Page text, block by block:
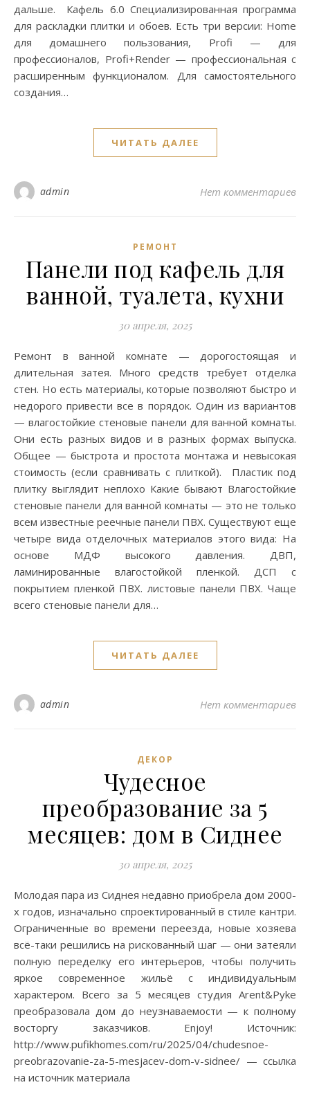
дальше. Кафель 6.0 Специализированная программа
для раскладки плитки и обоев. Есть три версии: Home
для домашнего пользования, Profi — для
профессионалов, Profi+Render — профессиональная с
расширенным функционалом. Для самостоятельного
создания…
ЧИТАТЬ ДАЛЕЕ
admin Нет комментариев
РЕМОНТ
Панели под кафель для
ванной, туалета, кухни
30 апреля, 2025
Ремонт в ванной комнате — дорогостоящая и
длительная затея. Много средств требует отделка
стен. Но есть материалы, которые позволяют быстро и
недорого привести все в порядок. Один из вариантов
— влагостойкие стеновые панели для ванной комнаты.
Они есть разных видов и в разных формах выпуска.
Общее — быстрота и простота монтажа и невысокая
стоимость (если сравнивать с плиткой). Пластик под
плитку выглядит неплохо Какие бывают Влагостойкие
стеновые панели для ванной комнаты — это не только
всем известные реечные панели ПВХ. Существуют еще
четыре вида отделочных материалов этого вида: На
основе МДФ высокого давления. ДВП,
ламинированные влагостойкой пленкой. ДСП с
покрытием пленкой ПВХ. листовые панели ПВХ. Чаще
всего стеновые панели для…
ЧИТАТЬ ДАЛЕЕ
admin Нет комментариев
ДЕКОР
Чудесное
преобразование за 5
месяцев: дом в Сиднее
30 апреля, 2025
Молодая пара из Сиднея недавно приобрела дом 2000-
х годов, изначально спроектированный в стиле кантри.
Ограниченные во времени переезда, новые хозяева
всё-таки решились на рискованный шаг — они затеяли
полную переделку его интерьеров, чтобы получить
яркое современное жильё с индивидуальным
характером. Всего за 5 месяцев студия Arent&Pyke
преобразовала дом до неузнаваемости — к полному
восторгу заказчиков. Enjoy! Источник:
http://www.pufikhomes.com/ru/2025/04/chudesnoe-
preobrazovanie-za-5-mesjacev-dom-v-sidnee/ — ссылка
на источник материала